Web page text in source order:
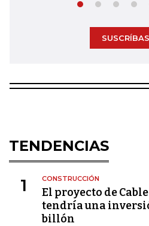
TENDENCIAS
1 CONSTRUCCIÓN
El proyecto de
tendría una
billón